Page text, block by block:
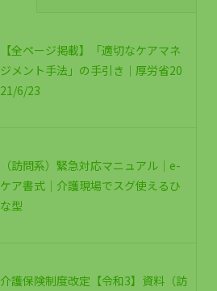
【全ページ掲載】「適切なケアマネ
ジメント手法」の手引き｜厚労省20
21/6/23
（訪問系）緊急対応マニュアル｜e-
ケア書式｜介護現場でスグ使えるひ
な型
介護保険制度改定【令和3】資料（訪